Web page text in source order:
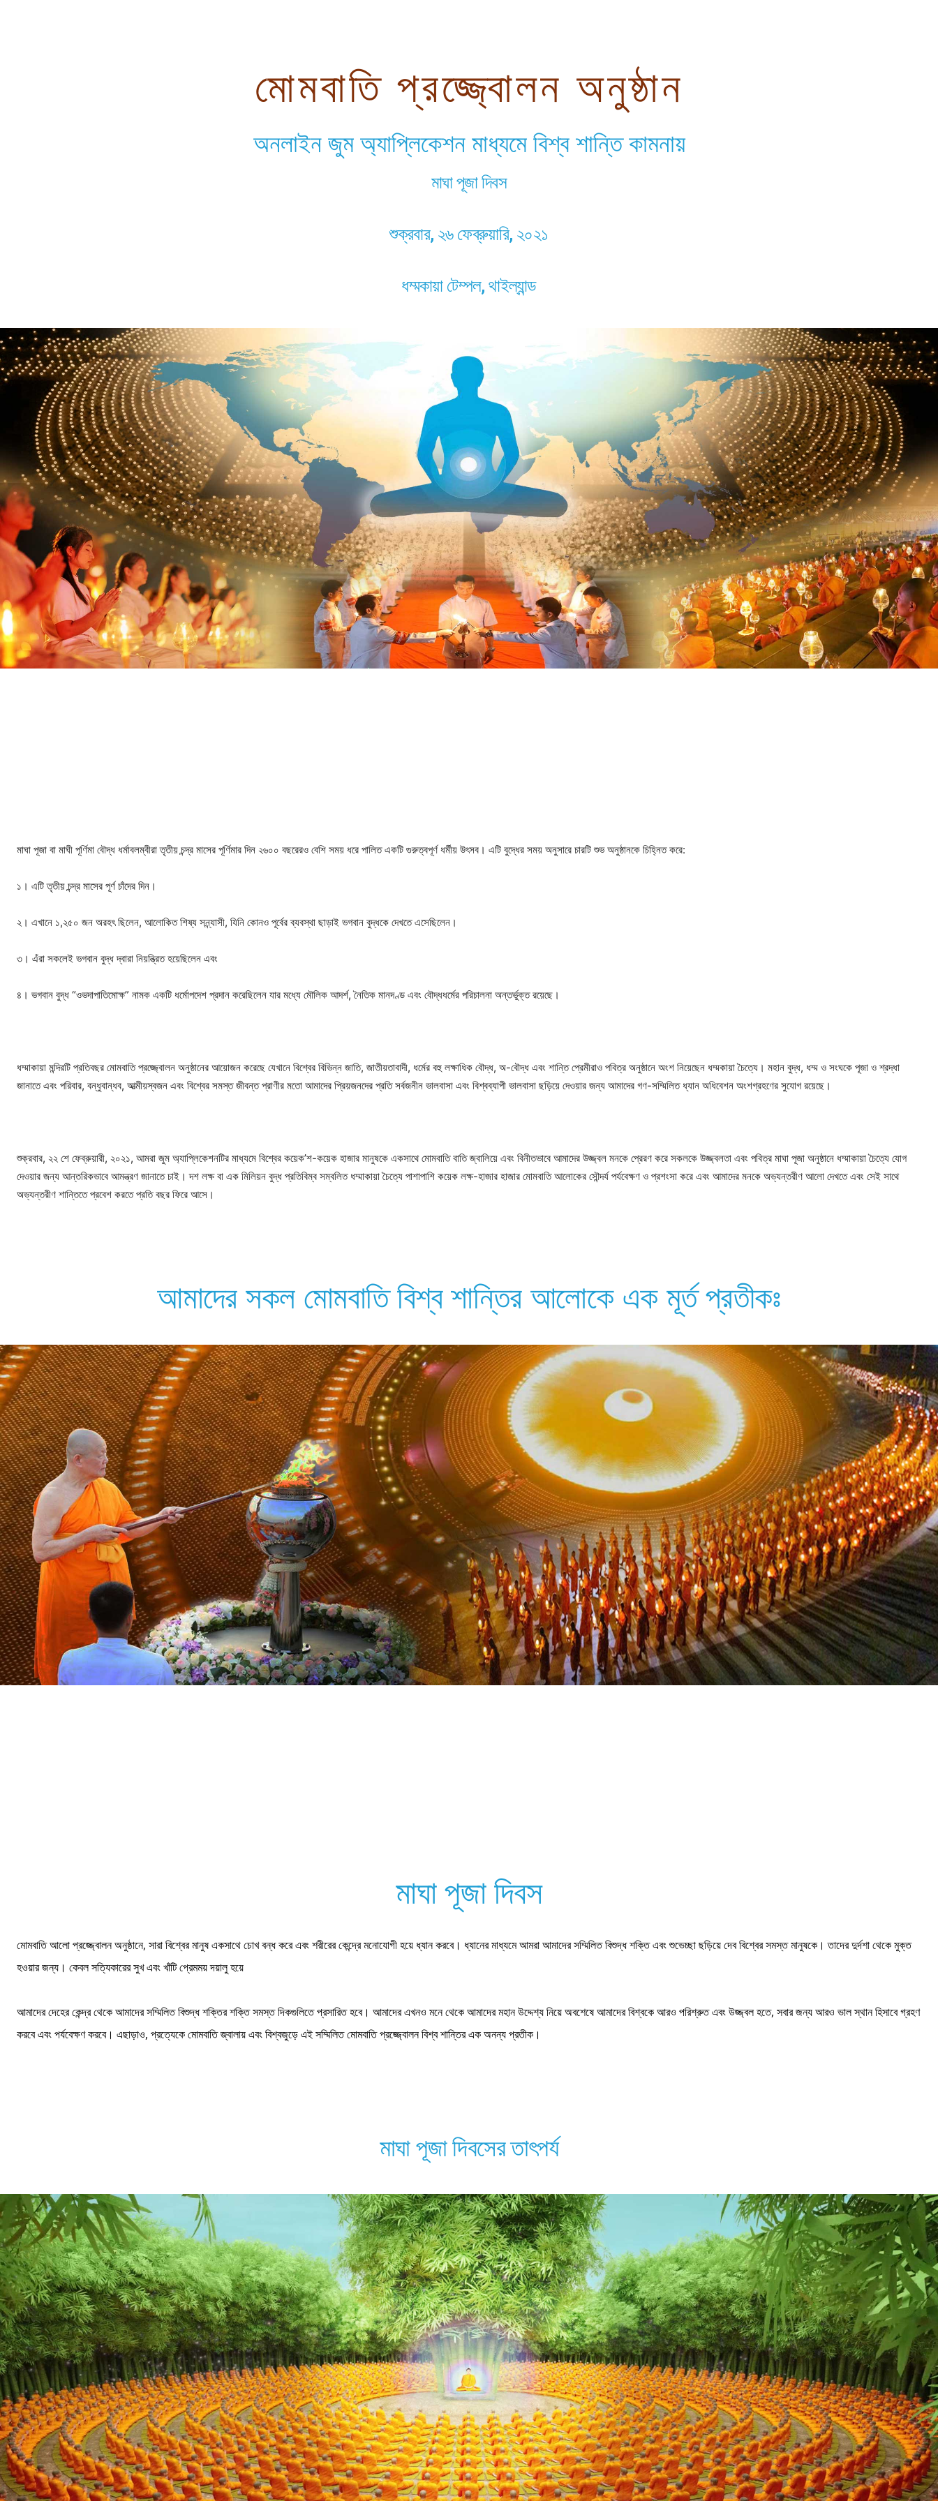
মোমবাতি প্রজ্জ্বোলন অনুষ্ঠান
অনলাইন জুম অ্যাপ্লিকেশন মাধ্যমে বিশ্ব শান্তি কামনায়
মাঘা পূজা দিবস
শুক্রবার, ২৬ ফেব্রুয়ারি, ২০২১
ধম্মকায়া টেম্পল, থাইল্যান্ড
মাঘা পূজা বা মাঘী পূর্ণিমা বৌদ্ধ ধর্মাবলম্বীরা তৃতীয় চন্দ্র মাসের পূর্ণিমার দিন ২৬০০ বছরেরও বেশি সময় ধরে পালিত একটি গুরুত্বপূর্ণ ধর্মীয় উৎসব। এটি বুদ্ধের সময় অনুসারে চারটি শুভ অনুষ্ঠানকে চিহ্নিত করে:
১। এটি তৃতীয় চন্দ্র মাসের পূর্ণ চাঁদের দিন।
২। এখানে ১,২৫০ জন অরহৎ ছিলেন, আলোকিত শিষ্য সন্ন্যাসী, যিনি কোনও পূর্বের ব্যবস্থা ছাড়াই ভগবান বুদ্ধকে দেখতে এসেছিলেন।
৩। এঁরা সকলেই ভগবান বুদ্ধ দ্বারা নিয়ন্ত্রিত হয়েছিলেন এবং
৪। ভগবান বুদ্ধ “ওভদাপাতিমোক্ষ” নামক একটি ধর্মোপদেশ প্রদান করেছিলেন যার মধ্যে মৌলিক আদর্শ, নৈতিক মানদণ্ড এবং বৌদ্ধধর্মের পরিচালনা অন্তর্ভুক্ত রয়েছে।
ধম্মাকায়া মন্দিরটি প্রতিবছর মোমবাতি প্রজ্জ্বোলন অনুষ্ঠানের আয়োজন করেছে যেখানে বিশ্বের বিভিন্ন জাতি, জাতীয়তাবাদী, ধর্মের বহু লক্ষাধিক বৌদ্ধ, অ-বৌদ্ধ এবং শান্তি প্রেমীরাও পবিত্র অনুষ্ঠানে অংশ নিয়েছেন ধম্মকায়া চৈত্যে। মহান বুদ্ধ, ধম্ম ও সংঘকে পূজা ও শ্রদ্ধা
জানাতে এবং পরিবার, বন্ধুবান্ধব, আত্মীয়স্বজন এবং বিশ্বের সমস্ত জীবন্ত প্রাণীর মতো আমাদের প্রিয়জনদের প্রতি সর্বজনীন ভালবাসা এবং বিশ্বব্যাপী ভালবাসা ছড়িয়ে দেওয়ার জন্য আমাদের গণ-সম্মিলিত ধ্যান অধিবেশন অংশগ্রহণের সুযোগ রয়েছে।
শুক্রবার, ২২ শে ফেব্রুয়ারী, ২০২১, আমরা জুম অ্যাপ্লিকেশনটির মাধ্যমে বিশ্বের কয়েক’শ-কয়েক হাজার মানুষকে একসাথে মোমবাতি বাতি জ্বালিয়ে এবং বিনীতভাবে আমাদের উজ্জ্বল মনকে প্রেরণ করে সকলকে উজ্জ্বলতা এবং পবিত্র মাঘা পূজা অনুষ্ঠানে ধম্মাকায়া চৈত্যে যোগ
দেওয়ার জন্য আন্তরিকভাবে আমন্ত্রণ জানাতে চাই। দশ লক্ষ বা এক মিলিয়ন বুদ্ধ প্রতিবিম্ব সম্বলিত ধম্মাকায়া চৈত্যে পাশাপাশি কয়েক লক্ষ-হাজার হাজার মোমবাতি আলোকের সৌন্দর্য পর্যবেক্ষণ ও প্রশংসা করে এবং আমাদের মনকে অভ্যন্তরীণ আলো দেখতে এবং সেই সাথে
অভ্যন্তরীণ শান্তিতে প্রবেশ করতে প্রতি বছর ফিরে আসে।
আমাদের সকল মোমবাতি বিশ্ব শান্তির আলোকে এক মূর্ত প্রতীকঃ
মাঘা পূজা দিবস
মোমবাতি আলো প্রজ্জ্বোলন অনুষ্ঠানে, সারা বিশ্বের মানুষ একসাথে চোখ বন্ধ করে এবং শরীরের কেন্দ্রে মনোযোগী হয়ে ধ্যান করবে। ধ্যানের মাধ্যমে আমরা আমাদের সম্মিলিত বিশুদ্ধ শক্তি এবং শুভেচ্ছা ছড়িয়ে দেব বিশ্বের সমস্ত মানুষকে। তাদের দুর্দশা থেকে মুক্ত
হওয়ার জন্য। কেবল সত্যিকারের সুখ এবং খাঁটি প্রেমময় দয়ালু হয়ে
আমাদের দেহের কেন্দ্র থেকে আমাদের সম্মিলিত বিশুদ্ধ শক্তির শক্তি সমস্ত দিকগুলিতে প্রসারিত হবে। আমাদের এখনও মনে থেকে আমাদের মহান উদ্দেশ্য নিয়ে অবশেষে আমাদের বিশ্বকে আরও পরিশ্রুত এবং উজ্জ্বল হতে, সবার জন্য আরও ভাল স্থান হিসাবে গ্রহণ
করবে এবং পর্যবেক্ষণ করবে। এছাড়াও, প্রত্যেকে মোমবাতি জ্বালায় এবং বিশ্বজুড়ে এই সম্মিলিত মোমবাতি প্রজ্জ্বোলন বিশ্ব শান্তির এক অনন্য প্রতীক।
মাঘা পূজা দিবসের তাৎপর্য